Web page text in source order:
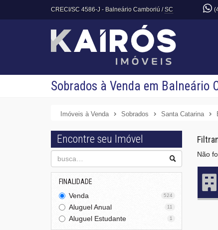
CRECI/SC 4586-J - Balneário Camboriú /SC
Sobrados à Venda em Balneário
Imóveis à Venda Sobrados Santa Catarina
Encontre seu Imóvel
FINALIDADE
Venda
524
Aluguel Anual 11
Aluguel Estudante 1
Não